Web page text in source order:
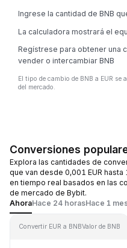
Ingrese la cantidad de BNB
La calculadora mostrará el
Regístrese para obtener una
vender o intercambiar BNB
El tipo de cambio de BNB a EUR
del mercado.
Conversiones
Explora las cantidades de
que van desde 0,001 EUR
en tiempo real basados en las
de mercado de Bybit.
AhoraHace 24 horasHace 1
Convertir EUR a BNBValor de BNB